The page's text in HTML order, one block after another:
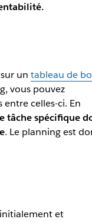
un tableau de
vous pouvez
celles-ci. En
tâche spécifique
. Le planning est
et